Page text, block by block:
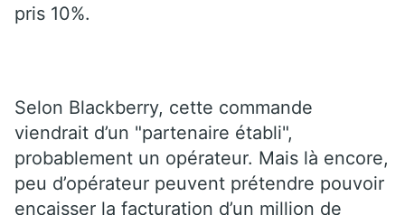
pris 10%.
Selon Blackberry, cette commande
viendrait d’un "partenaire établi",
probablement un opérateur. Mais là encore,
peu d’opérateur peuvent prétendre pouvoir
encaisser la facturation d’un million de